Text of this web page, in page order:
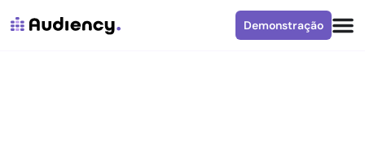
Demonstração